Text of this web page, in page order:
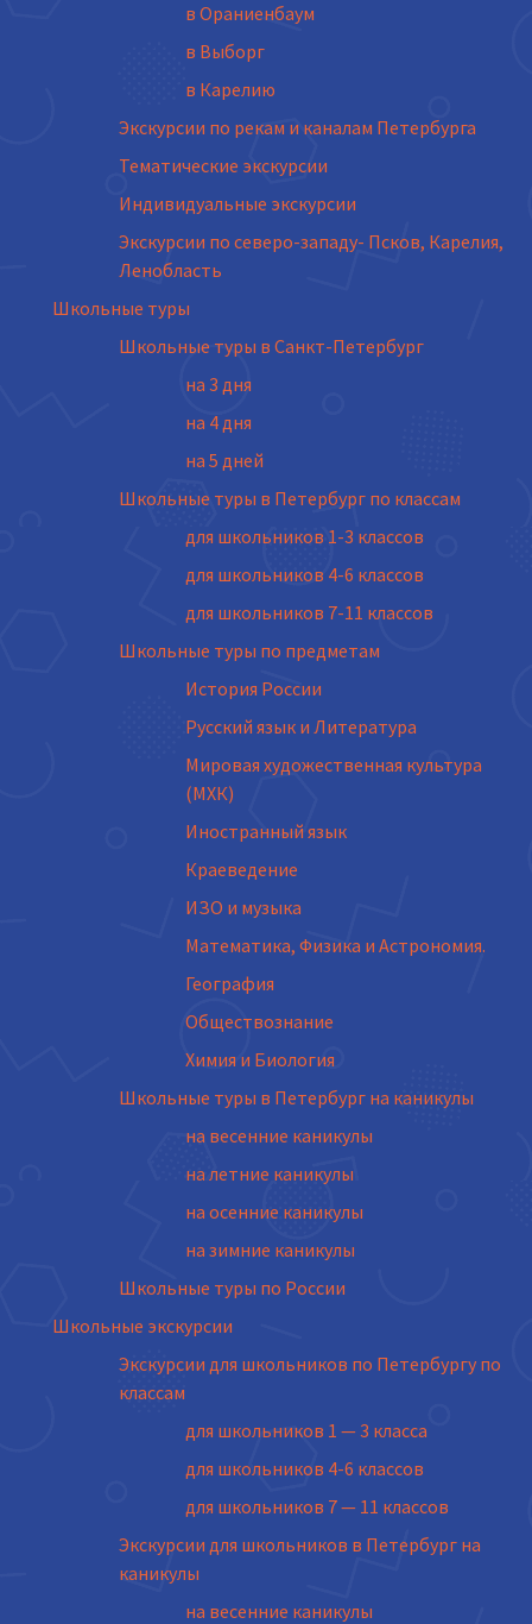
в Ораниенбаум
в Выборг
в Карелию
Экскурсии по рекам и каналам Петербурга
Тематические экскурсии
Индивидуальные экскурсии
Экскурсии по северо-западу- Псков, Карелия,
Ленобласть
Школьные туры
Школьные туры в Санкт-Петербург
на 3 дня
на 4 дня
на 5 дней
Школьные туры в Петербург по классам
для школьников 1-3 классов
для школьников 4-6 классов
для школьников 7-11 классов
Школьные туры по предметам
История России
Русский язык и Литература
Мировая художественная культура
(МХК)
Иностранный язык
Краеведение
ИЗО и музыка
Математика, Физика и Астрономия.
География
Обществознание
Химия и Биология
Школьные туры в Петербург на каникулы
на весенние каникулы
на летние каникулы
на осенние каникулы
на зимние каникулы
Школьные туры по России
Школьные экскурсии
Экскурсии для школьников по Петербургу по
классам
для школьников 1 — 3 класса
для школьников 4-6 классов
для школьников 7 — 11 классов
Экскурсии для школьников в Петербург на
каникулы
на весенние каникулы